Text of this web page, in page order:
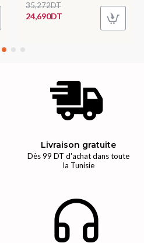
24,690DT
35,272DT
Livraison gratuite
Dès 99 DT d'achat dans toute
la Tunisie